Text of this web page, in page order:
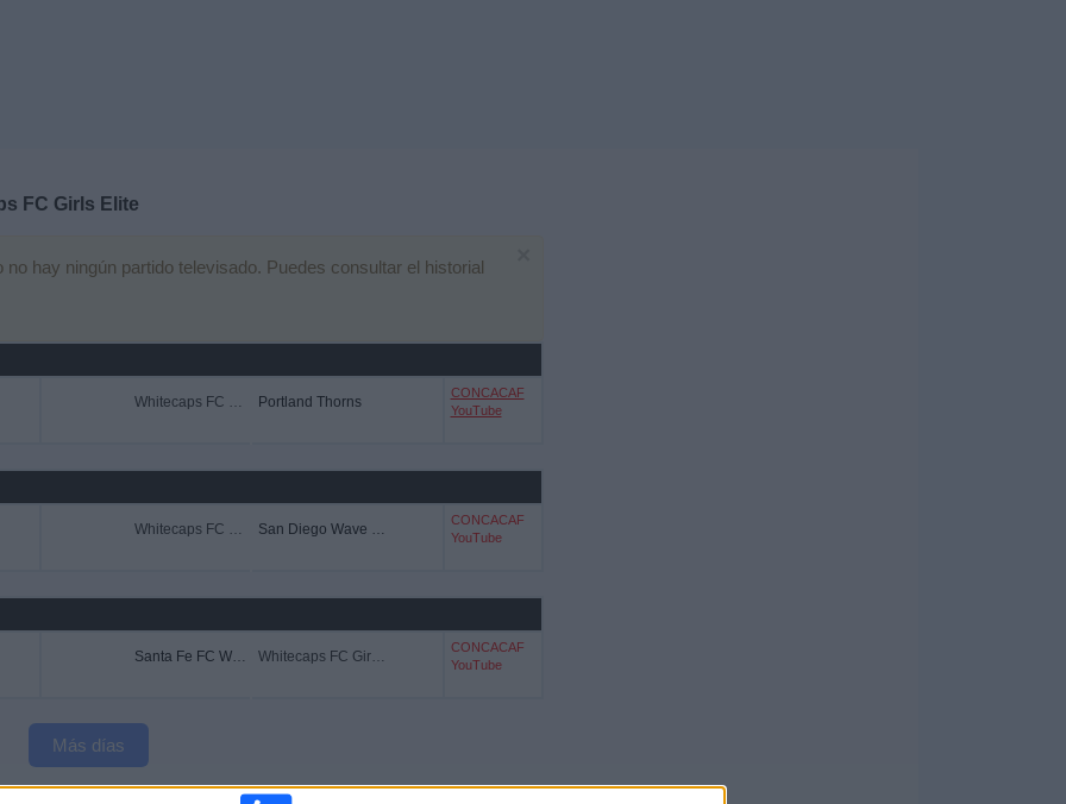
FC Girls Elite
no hay ningún partido televisado. Puedes consultar el historial
Whitecaps FC Girls Elite Portland Thorns
CONCACAF
YouTube
Whitecaps FC Girls Elite San Diego Wave FC
CONCACAF
YouTube
Santa Fe FC Women Whitecaps FC Girls Elite
CONCACAF
YouTube
Más días